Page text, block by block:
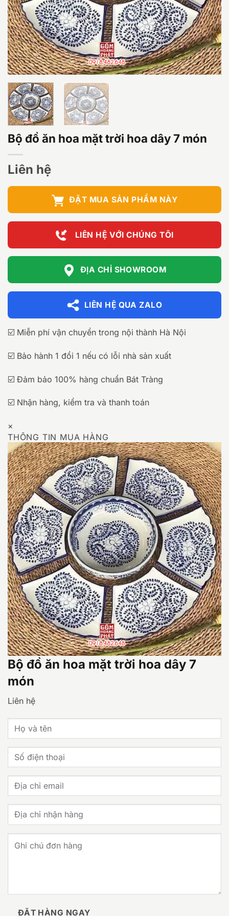
Bộ đồ ăn hoa mặt trời hoa dây 7 món
Liên hệ
ĐẶT MUA SẢN PHẨM NÀY
LIÊN HỆ VỚI CHÚNG TÔI
ĐỊA CHỈ SHOWROOM
LIÊN HỆ QUA ZALO
☑️ Miễn phí vận chuyển trong nội thành Hà Nội
☑️ Bảo hành 1 đổi 1 nếu có lỗi nhà sản xuất
☑️ Đảm bảo 100% hàng chuẩn Bát Tràng
☑️ Nhận hàng, kiểm tra và thanh toán
×
THÔNG TIN MUA HÀNG
Bộ đồ ăn hoa mặt trời hoa dây 7
món
Liên hệ
ĐẶT HÀNG NGAY